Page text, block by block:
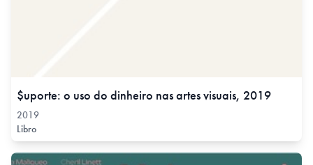
$uporte: o uso do dinheiro nas artes visuais, 2019
2019
Libro